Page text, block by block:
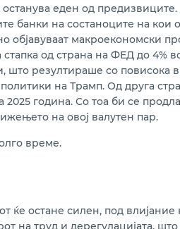
еден од предизвиците.
банки на состаноците на кои
објавуваат макроекономски
од страна на ФЕД до 4%
што резултираше со повисока
на Трамп. Од друга
2025 година. Со тоа би се
на овој валутен пар.
време.
ќе остане силен, под
на труд и дерегулацијата, што